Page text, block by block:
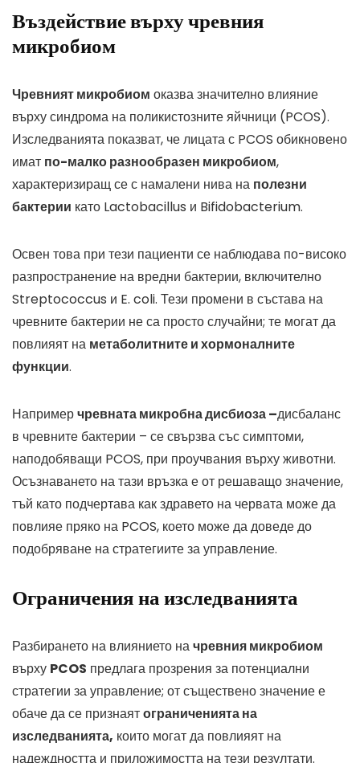
Въздействие върху чревния
микробиом
Чревният микробиом оказва значително влияние
върху синдрома на поликистозните яйчници (PCOS).
Изследванията показват, че лицата с PCOS обикновено
имат по-малко разнообразен микробиом,
характеризиращ се с намалени нива на полезни
бактерии като Lactobacillus и Bifidobacterium.
Освен това при тези пациенти се наблюдава по-високо
разпространение на вредни бактерии, включително
Streptococcus и E. coli. Тези промени в състава на
чревните бактерии не са просто случайни; те могат да
повлияят на метаболитните и хормоналните
функции.
Напримерчревната микробна дисбиоза –дисбаланс
в чревните бактерии – се свързва със симптоми,
наподобяващи PCOS, при проучвания върху животни.
Осъзнаването на тази връзка е от решаващо значение,
тъй като подчертава как здравето на червата може да
повлияе пряко на PCOS, което може да доведе до
подобряване на стратегиите за управление.
Ограничения на изследванията
Разбирането на влиянието начревния микробиом
върху PCOS предлага прозрения за потенциални
стратегии за управление; от съществено значение е
обаче да се признаятограниченията на
изследванията, които могат да повлияят на
надеждността и приложимостта на тези резултати.